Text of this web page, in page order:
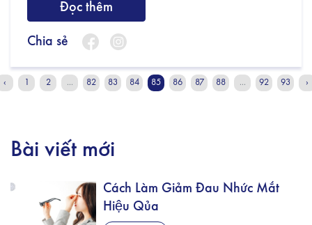
Đọc thêm
Chia sẻ
‹ 2 ... 82 83 84 85 86 87 88 ... 92 93 ›
Bài viết mới
Cách Làm Giảm Đau Nhức Mắt
Hiệu Qủa